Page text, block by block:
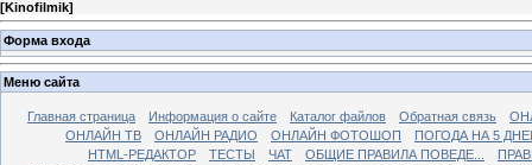
[Kinofilmik]
Форма входа
Меню сайта
Главная страница Информация о сайте Каталог файлов Обратная связь
ОНЛАЙН ТВ
ОНЛАЙН РАДИО ОНЛАЙН ФОТОШОП
ПОГОДА НА 5
HTML-РЕДАКТОР
ТЕСТЫ ЧАТ ОБЩИЕ ПРАВИЛА ПОВЕДЕ...